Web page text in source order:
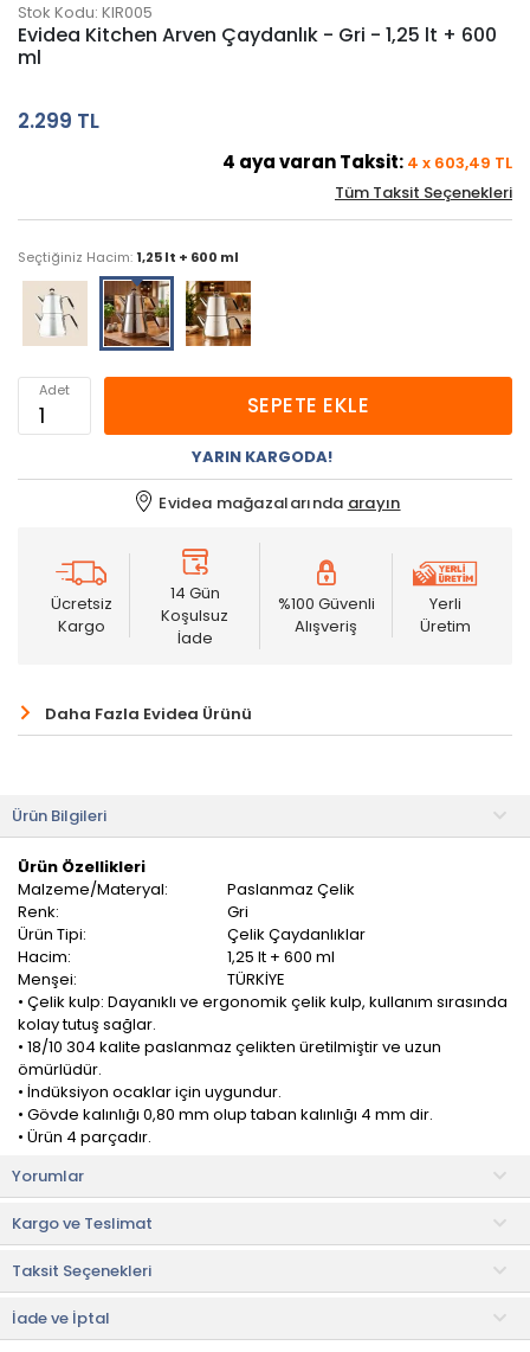
Stok Kodu: KIR005
Evidea Kitchen Arven Çaydanlık - Gri - 1,25 lt + 600
ml
2.299 TL
4 aya varan Taksit: 4 x 603,49 TL
Tüm Taksit Seçenekleri
Seçtiğiniz Hacim: 1,25 lt + 600 ml
Adet
SEPETE EKLE
YARIN KARGODA!
Evidea mağazalarında arayın
Ücretsiz
Kargo
14 Gün
Koşulsuz
İade
%100 Güvenli
Alışveriş
Yerli
Üretim
Daha Fazla Evidea Ürünü
Ürün Bilgileri
Ürün Özellikleri
Malzeme/Materyal:
Paslanmaz Çelik
Renk:
Gri
Ürün Tipi:
Çelik Çaydanlıklar
Hacim:
1,25 lt + 600 ml
Menşei:
TÜRKİYE
• Çelik kulp: Dayanıklı ve ergonomik çelik kulp, kullanım sırasında
kolay tutuş sağlar.
• 18/10 304 kalite paslanmaz çelikten üretilmiştir ve uzun
ömürlüdür.
• İndüksiyon ocaklar için uygundur.
• Gövde kalınlığı 0,80 mm olup taban kalınlığı 4 mm dir.
• Ürün 4 parçadır.
Evidea Kitchen Arven Çaydanlık, çay keyfinizi hem dayanıklı hem
de estetik bir tasarımla buluşturan kaliteli bir mutfak gerecidir.
Paslanmaz çelik gövdesi, uzun ömürlü kullanım ve yüksek ısı
dayanımı sunar; bu da hem günlük çay hazırlamalarınızda hem
de misafir ağırladığınız özel anlarda güvenle tercih edilmesini
sağlar.
Ergonomik tutma saplarıyla konforlu bir kullanım sunar. Çayınızı
Yorumlar
Kargo ve Teslimat
Taksit Seçenekleri
İade ve İptal